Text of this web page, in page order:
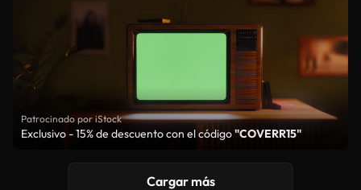
Patrocinado por iStock
Exclusivo - 15% de descuento con el código"COVERR15"
Cargar más